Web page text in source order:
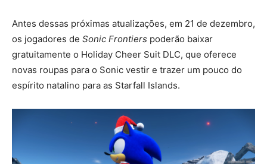
Antes dessas próximas atualizações, em 21 de dezembro,
os jogadores de Sonic Frontiers poderão baixar
gratuitamente o Holiday Cheer Suit DLC, que oferece
novas roupas para o Sonic vestir e trazer um pouco do
espírito natalino para as Starfall Islands.